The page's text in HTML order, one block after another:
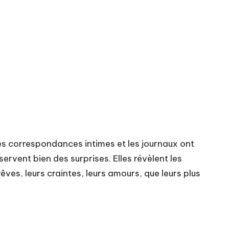
correspondances intimes et les journaux ont
bien des surprises. Elles révèlent les
leurs craintes, leurs amours, que leurs plus